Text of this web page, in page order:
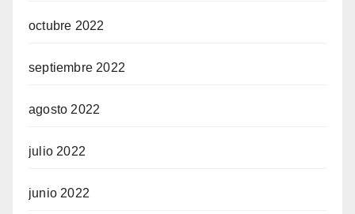
octubre 2022
septiembre 2022
agosto 2022
julio 2022
junio 2022